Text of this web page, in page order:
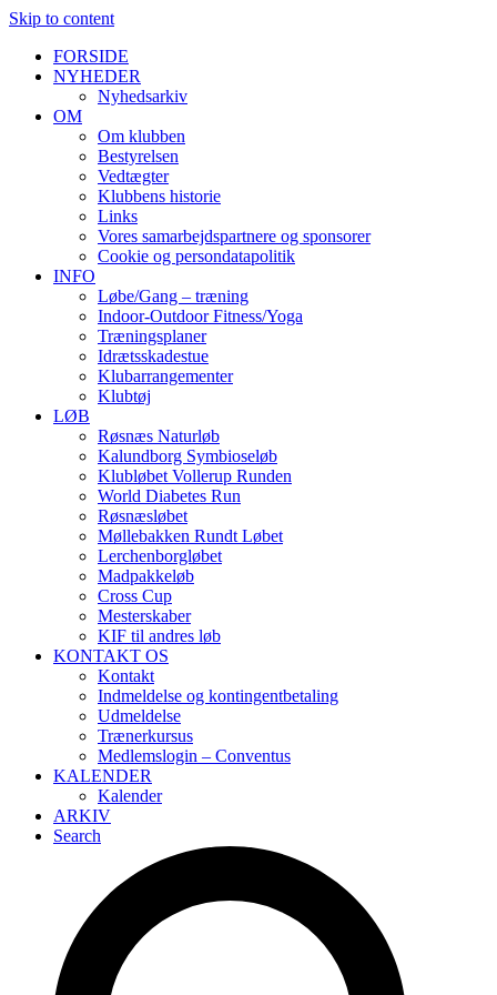
Skip to content
FORSIDE
NYHEDER
Nyhedsarkiv
OM
Om klubben
Bestyrelsen
Vedtægter
Klubbens historie
Links
Vores samarbejdspartnere og sponsorer
Cookie og persondatapolitik
INFO
Løbe/Gang – træning
Indoor-Outdoor Fitness/Yoga
Træningsplaner
Idrætsskadestue
Klubarrangementer
Klubtøj
LØB
Røsnæs Naturløb
Kalundborg Symbioseløb
Klubløbet Vollerup Runden
World Diabetes Run
Røsnæsløbet
Møllebakken Rundt Løbet
Lerchenborgløbet
Madpakkeløb
Cross Cup
Mesterskaber
KIF til andres løb
KONTAKT OS
Kontakt
Indmeldelse og kontingentbetaling
Udmeldelse
Trænerkursus
Medlemslogin – Conventus
KALENDER
Kalender
ARKIV
Search